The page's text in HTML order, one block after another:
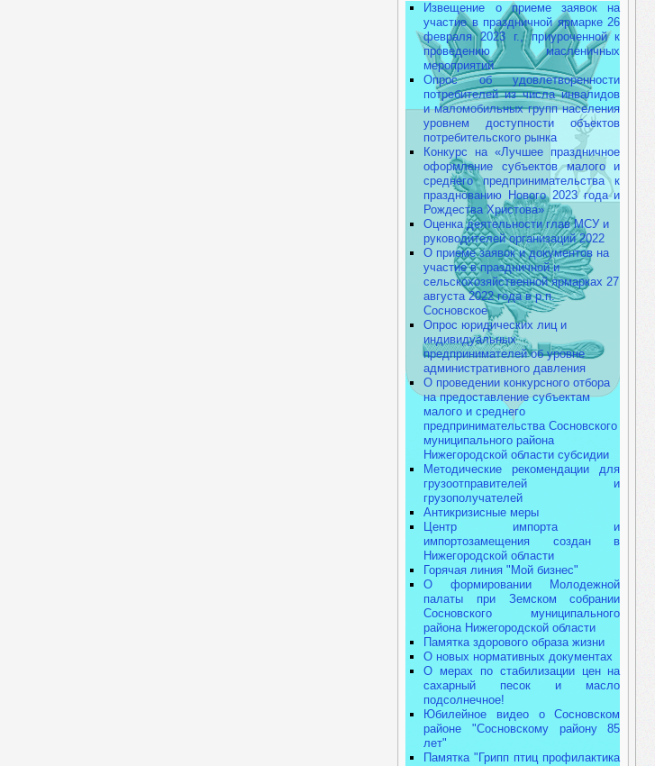
Извещение о приеме заявок на
участие в праздничной ярмарке 26
февраля 2023 г., приуроченной к
проведению масленичных
мероприятий
Опрос об удовлетворенности
потребителей из числа инвалидов
и маломобильных групп населения
уровнем доступности объектов
потребительского рынка
Конкурс на «Лучшее праздничное
оформление субъектов малого и
среднего предпринимательства к
празднованию Нового 2023 года и
Рождества Христова»
Оценка деятельности глав МСУ и
руководителей организаций 2022
О приеме заявок и документов на
участие в праздничной и
сельскохозяйственной ярмарках 27
августа 2022 года в р.п.
Сосновское
Опрос юридических лиц и
индивидуальных
предпринимателей об уровне
административного давления
О проведении конкурсного отбора
на предоставление субъектам
малого и среднего
предпринимательства Сосновского
муниципального района
Нижегородской области субсидии
Методические рекомендации для
грузоотправителей и
грузополучателей
Антикризисные меры
Центр импорта и
импортозамещения создан в
Нижегородской области
Горячая линия "Мой бизнес"
О формировании Молодежной
палаты при Земском собрании
Сосновского муниципального
района Нижегородской области
Памятка здорового образа жизни
О новых нормативных документах
О мерах по стабилизации цен на
сахарный песок и масло
подсолнечное!
Юбилейное видео о Сосновском
районе "Сосновскому району 85
лет"
Памятка "Грипп птиц профилактика